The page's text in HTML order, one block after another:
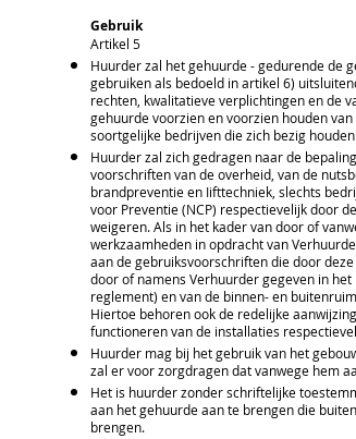
Gebruik
Artikel 5
Huurder zal het gehuurde - gedurende de
gebruiken als bedoeld in artikel 6)
rechten, kwalitatieve verplichtingen en de
gehuurde voorzien en voorzien houden
soortgelijke bedrijven die zich bezig
Huurder zal zich gedragen naar de
voorschriften van de overheid, van de
brandpreventie en Iifttechniek, slechts
voor Preventie (NCP) respectievelijk door
weigeren. Als in het kader van door of
werkzaamheden in opdracht van
aan de gebruiksvoorschriften die door
door of namens Verhuurder gegeven in
reglement) en van de binnen- en
Hiertoe behoren ook de redelijke
functioneren van de installaties
Huurder mag bij het gebruik van het
zal er voor zorgdragen dat vanwege hem
Het is huurder zonder schriftelijke
aan het gehuurde aan te brengen die
brengen.